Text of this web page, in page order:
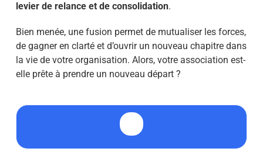
levier de relance et de consolidation.
Bien menée, une fusion permet de mutualiser les forces,
de gagner en clarté et d’ouvrir un nouveau chapitre dans
la vie de votre organisation. Alors, votre association est-
elle prête à prendre un nouveau départ ?